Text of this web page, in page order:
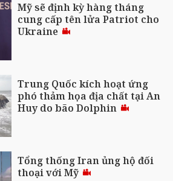
Mỹ sẽ định kỳ hàng tháng
cung cấp tên lửa Patriot cho
Ukraine
Trung Quốc kích hoạt ứng
phó thảm họa địa chất tại An
Huy do bão Dolphin
Tổng thống Iran ủng hộ đối
thoại với Mỹ